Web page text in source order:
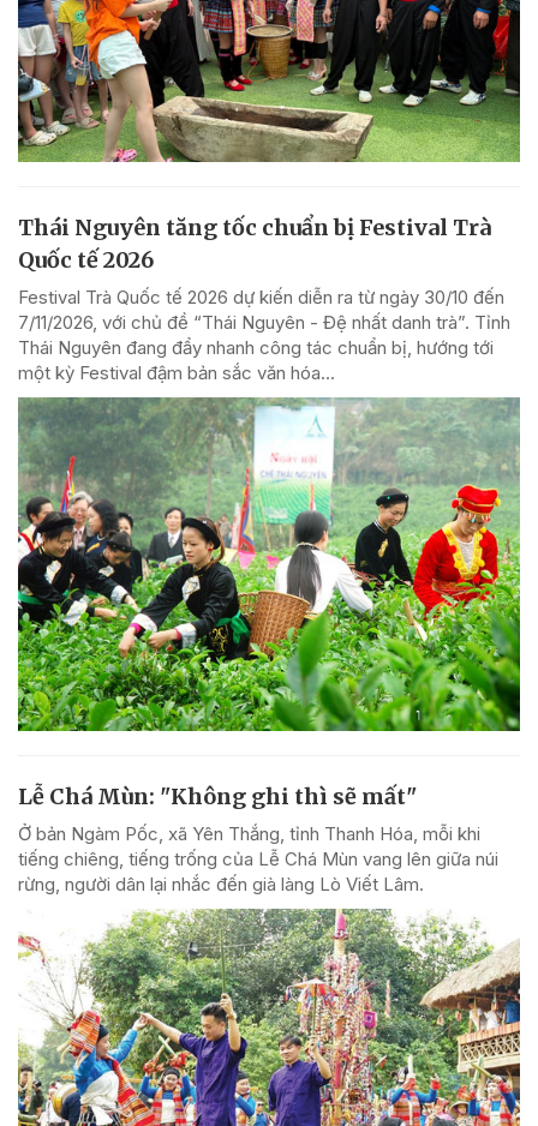
Thái Nguyên tăng tốc chuẩn bị Festival Trà
Quốc tế 2026
Festival Trà Quốc tế 2026 dự kiến diễn ra từ ngày 30/10 đến
7/11/2026, với chủ đề “Thái Nguyên - Đệ nhất danh trà”. Tỉnh
Thái Nguyên đang đẩy nhanh công tác chuẩn bị, hướng tới
một kỳ Festival đậm bản sắc văn hóa...
Lễ Chá Mùn: "Không ghi thì sẽ mất"
Ở bản Ngàm Pốc, xã Yên Thắng, tỉnh Thanh Hóa, mỗi khi
tiếng chiêng, tiếng trống của Lễ Chá Mùn vang lên giữa núi
rừng, người dân lại nhắc đến già làng Lò Viết Lâm.